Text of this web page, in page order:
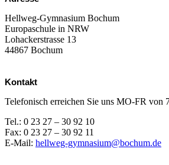
Hellweg-Gymnasium Bochum
Europaschule in NRW
Lohackerstrasse 13
44867 Bochum
Kontakt
Telefonisch erreichen Sie uns MO-FR von
Tel.: 0 23 27 – 30 92 10
Fax: 0 23 27 – 30 92 11
E-Mail: hellweg-gymnasium@bochum.de